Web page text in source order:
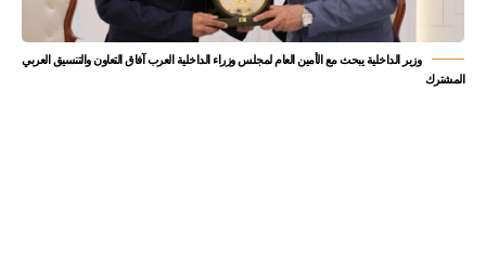
وزير الداخلية يبحث مع الأمين العام لمجلس وزراء الداخلية العرب آفاق التعاون والتنسيق العربي
المشترك